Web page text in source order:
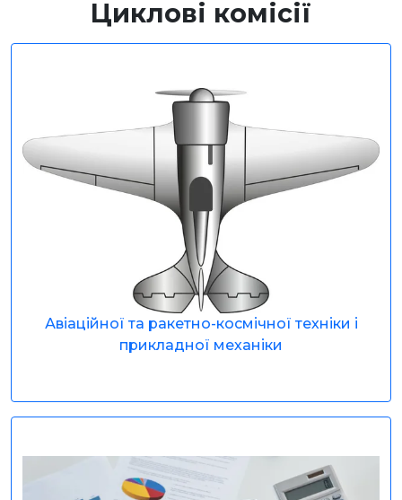
Циклові комісії
Авіаційної та ракетно-космічної техніки і
прикладної механіки